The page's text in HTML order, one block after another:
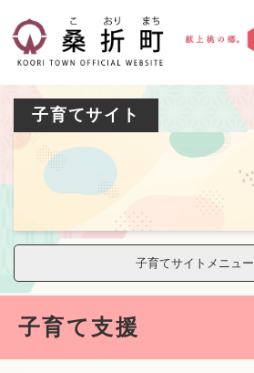
先
子育てサイト
子育てサイトメニュー
子育て支援